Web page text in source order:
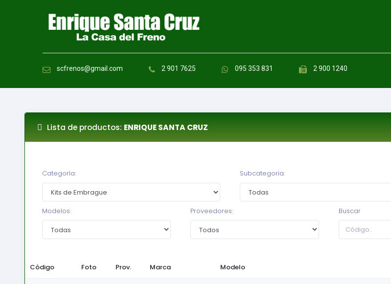
scfrenos@gmail.com 2 901 7625 095 353 831 2 900 1240